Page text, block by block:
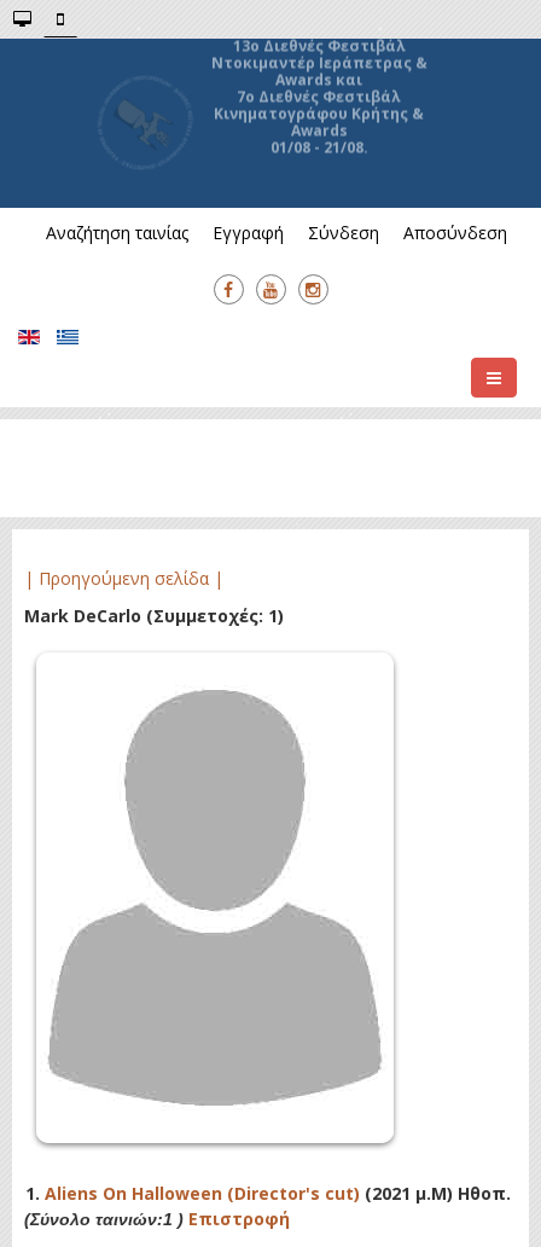
13ο Διεθνές Φεστιβάλ
Ντοκιμαντέρ Ιεράπετρας &
Awards και
7ο Διεθνές Φεστιβάλ
Κινηματογράφου Κρήτης &
Awards
01/08 - 21/08.
Αναζήτηση ταινίας Εγγραφή Σύνδεση Αποσύνδεση
| Προηγούμενη σελίδα |
Mark DeCarlo (Συμμετοχές: 1)
1. Aliens On Halloween (Director's cut) (2021 μ.Μ) Ηθοπ.
(Σύνολο ταινιών:1 ) Επιστροφή